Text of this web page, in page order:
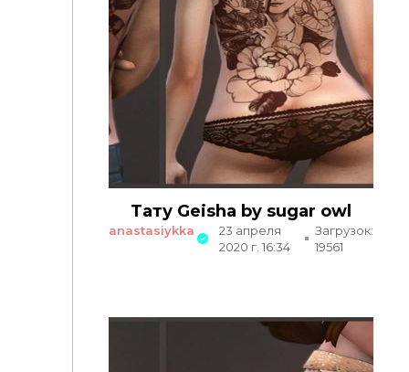
Тату Geisha by sugar owl
anastasiykka
23 апреля
2020 г. 16:34
Загрузок:
19561